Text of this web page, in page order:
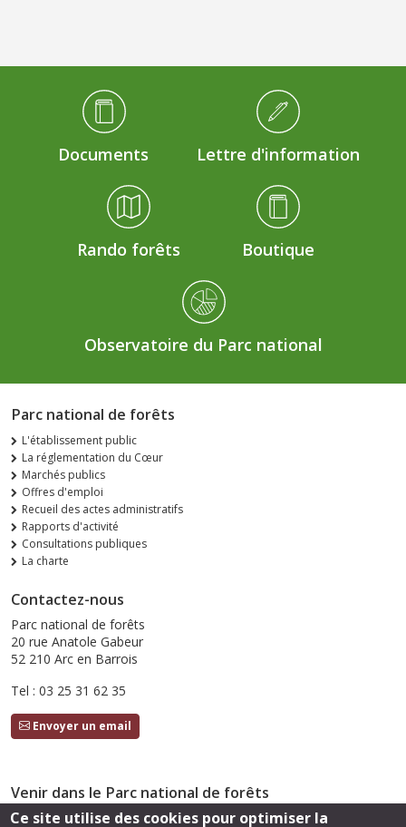
Médiathèque Footer
Documents Lettre d'information
Rando forêts Boutique
Observatoire du Parc national
Parc national de forêts
L'établissement public
La réglementation du Cœur
Marchés publics
Offres d'emploi
Recueil des actes administratifs
Rapports d'activité
Consultations publiques
La charte
Contactez-nous
Parc national de forêts
20 rue Anatole Gabeur
52 210 Arc en Barrois
Tel : 03 25 31 62 35
Envoyer un email
Venir dans le Parc national de forêts
Accès
Ce site utilise des cookies pour optimiser la